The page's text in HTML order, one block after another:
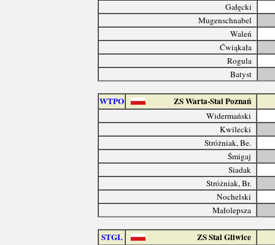
Gałęcki
Mugenschnabel
Waleń
Ćwiąkała
Rogula
Batyst
WTPO ZS Warta-Stal Poznań
Widermański
Kwilecki
Stróżniak, Be.
Śmigaj
Siadak
Stróżniak, Br.
Nochelski
Małolepsza
STGL ZS Stal Gliwice